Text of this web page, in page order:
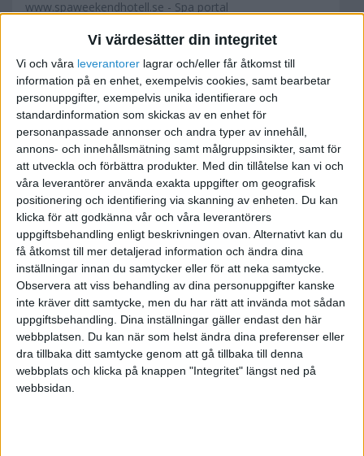
Vi värdesätter din integritet
Vi och våra leverantorer lagrar och/eller får åtkomst till
information på en enhet, exempelvis cookies, samt bearbetar
personuppgifter, exempelvis unika identifierare och
standardinformation som skickas av en enhet för
personanpassade annonser och andra typer av innehåll,
annons- och innehållsmätning samt målgruppsinsikter, samt för
att utveckla och förbättra produkter. Med din tillåtelse kan vi och
våra leverantörer använda exakta uppgifter om geografisk
positionering och identifiering via skanning av enheten. Du kan
klicka för att godkänna vår och våra leverantörers
uppgiftsbehandling enligt beskrivningen ovan. Alternativt kan du
få åtkomst till mer detaljerad information och ändra dina
inställningar innan du samtycker eller för att neka samtycke.
Observera att viss behandling av dina personuppgifter kanske
inte kräver ditt samtycke, men du har rätt att invända mot sådan
uppgiftsbehandling. Dina inställningar gäller endast den här
webbplatsen. Du kan när som helst ändra dina preferenser eller
dra tillbaka ditt samtycke genom att gå tillbaka till denna
webbplats och klicka på knappen "Integritet" längst ned på
webbsidan.
www.spaweekendhotell.se - Spa portal
suckis
2005-10-06 04:22
Nej!
Det handlar om vem som i slutändan blir skyldig
att betala in skatten. Företagaren skriver att 0
kronor blivit betalt in och det är fakta. Och
löntagaren vet om att ingen skatt betalats in,
vem ska betala i slutändan?!? Det är ju så, om min
chef betalat in skatt hela året och det blivit
draget för lite, eller för mycket, så är det ju jag,
som löntagare som får betala eller får tillbaka.
Men vad gäller om INGENTING betalats in och